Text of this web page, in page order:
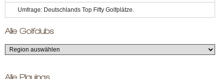
Umfrage: Deutschlands Top Fifty Golfplätze.
Alle Golfclubs